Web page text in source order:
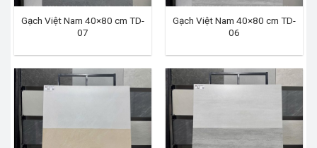
Gạch Việt Nam 40×80 cm TD-
07
Gạch Việt Nam 40×80 cm TD-
06